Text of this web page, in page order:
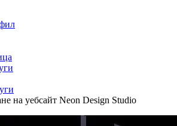
на уебсайт Neon Design Studio